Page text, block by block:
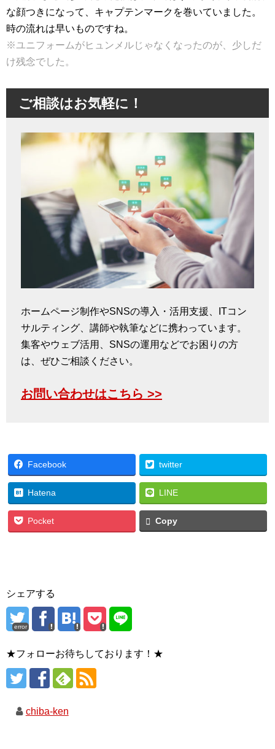
な顔つきになって、キャプテンマークを巻いていました。
時の流れは早いものですね。
※ユニフォームがヒュンメルじゃなくなったのが、少しだ
け残念でした。
ご相談はお気軽に！
ホームページ制作やSNSの導入・活用支援、ITコン
サルティング、講師や執筆などに携わっています。
集客やウェブ活用、SNSの運用などでお困りの方
は、ぜひご相談ください。
お問い合わせはこちら >>
Facebook twitter
Hatena LINE
Pocket Copy
シェアする
error
★フォローお待ちしております！★
chiba-ken